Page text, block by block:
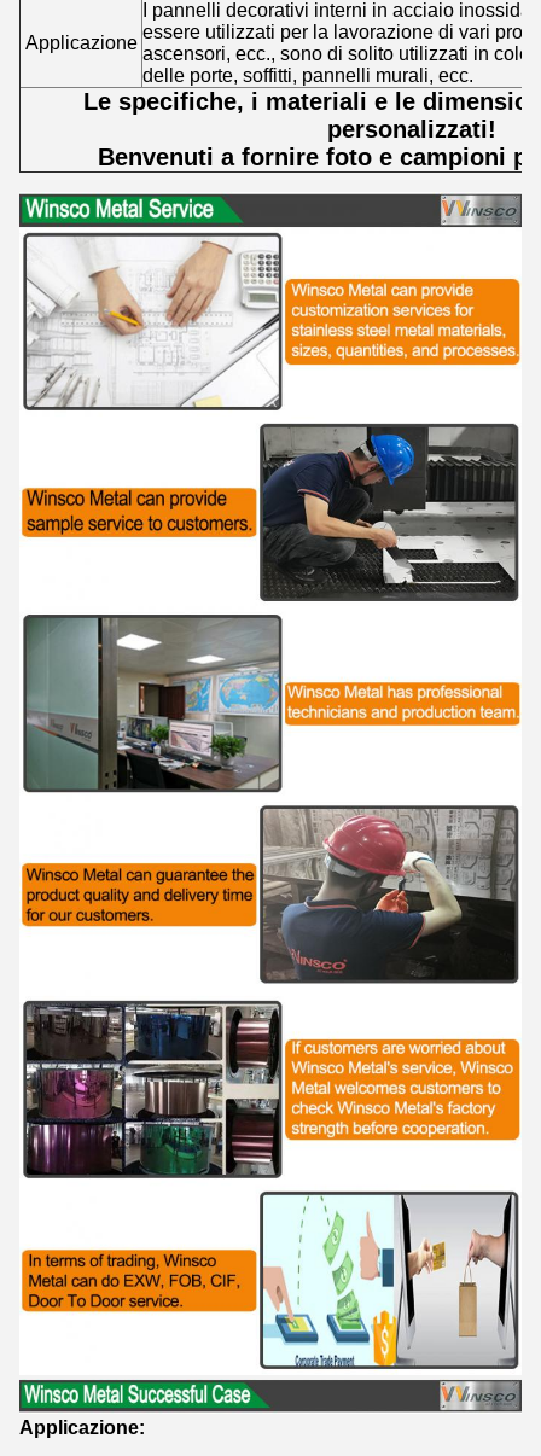
Applicazione
I pannelli decorativi interni in acciaio
essere utilizzati per la lavorazione di vari
ascensori, ecc., sono di solito utilizzati in
delle porte, soffitti, pannelli murali, ecc.
Le specifiche, i materiali e le
personalizzati!
Benvenuti a fornire foto e campioni
Applicazione: